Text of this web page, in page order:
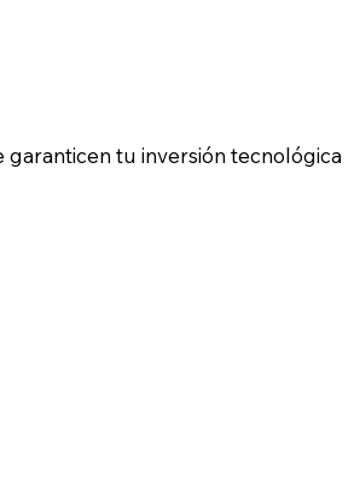
tu inversión tecnológica